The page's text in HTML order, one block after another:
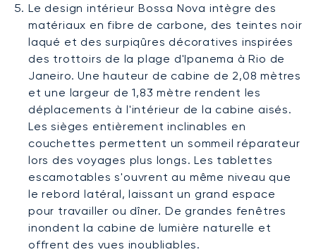
Le design intérieur Bossa Nova intègre des
matériaux en fibre de carbone, des teintes noir
laqué et des surpiqûres décoratives inspirées
des trottoirs de la plage d'Ipanema à Rio de
Janeiro. Une hauteur de cabine de 2,08 mètres
et une largeur de 1,83 mètre rendent les
déplacements à l'intérieur de la cabine aisés.
Les sièges entièrement inclinables en
couchettes permettent un sommeil réparateur
lors des voyages plus longs. Les tablettes
escamotables s'ouvrent au même niveau que
le rebord latéral, laissant un grand espace
pour travailler ou dîner. De grandes fenêtres
inondent la cabine de lumière naturelle et
offrent des vues inoubliables.